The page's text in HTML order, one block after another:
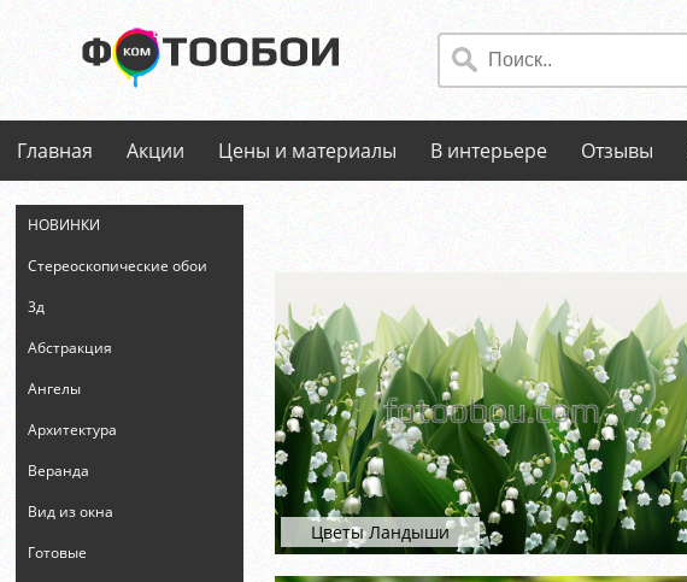
Главная Акции Цены и материалы В интерьере Отзывы
НОВИНКИ
Стереоскопические обои
3д
Абстракция
Ангелы
Архитектура
Веранда
Вид из окна
Готовые
Цветы Ландыши